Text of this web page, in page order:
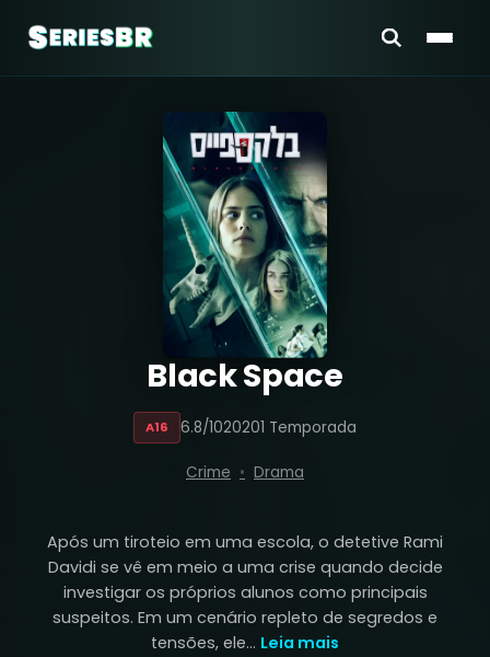
Black Space
A16 6.8/1020201 Temporada
Crime Drama
Após um tiroteio em uma escola, o detetive Rami
Davidi se vê em meio a uma crise quando decide
investigar os próprios alunos como principais
suspeitos. Em um cenário repleto de segredos e
tensões, ele... Leia mais